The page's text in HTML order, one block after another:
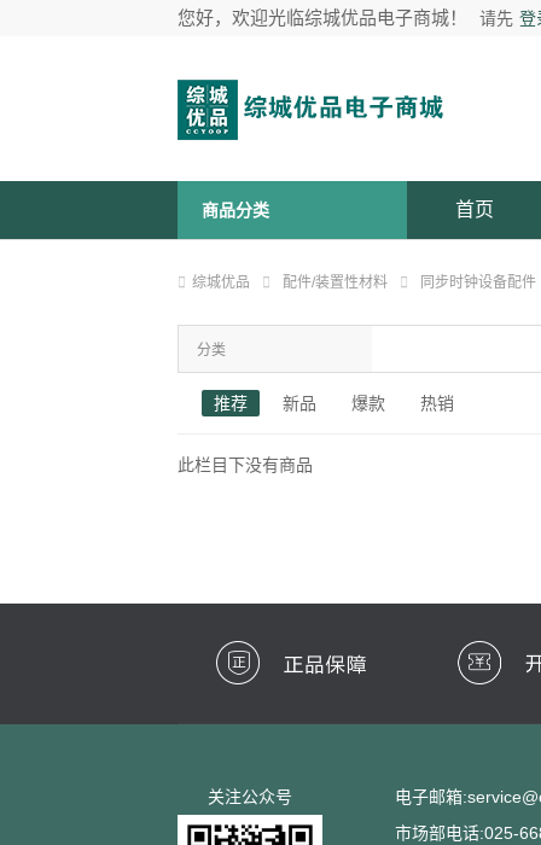
您好，欢迎光临综城优品电子商城！ 请先 登
商品分类 首页
综城优品 配件/装置性材料 同步时钟设备配件
分类
接收天线
推荐 新品 爆款 热销
此栏目下没有商品
关注公众号
电子邮箱
市场部电话:025-